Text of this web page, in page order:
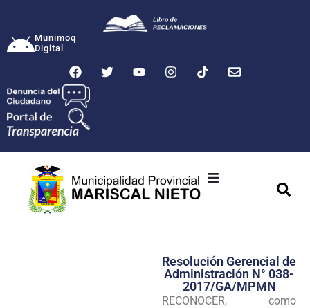
Munimoq
Digital
Transparencia
Seguridad
Resolución Gerencial de
Administración N° 038-
2017/GA/MPMN
RECONOCER, como